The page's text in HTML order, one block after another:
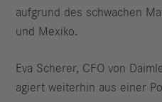
aufgrund des schwachen
und Mexiko.
Eva Scherer, CFO von
agiert weiterhin aus einer